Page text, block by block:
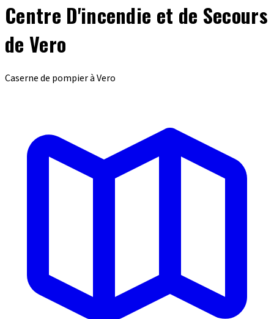
Centre D'incendie et de Secours
de Vero
Caserne de pompier à Vero